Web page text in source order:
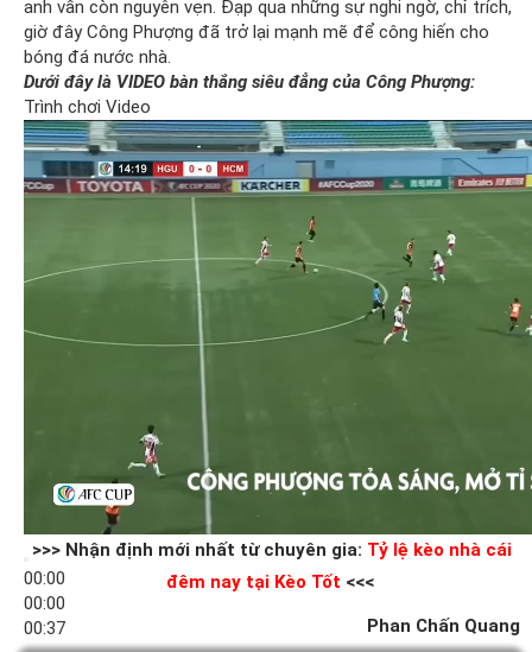
anh vẫn còn nguyên vẹn. Đạp qua những sự nghi ngờ, chỉ trích,
giờ đây Công Phượng đã trở lại mạnh mẽ để công hiến cho
bóng đá nước nhà.
Dưới đây là VIDEO bàn thắng siêu đẳng của Công Phượng:
Trình chơi Video
00:00
00:00
00:37
>>> Nhận định mới nhất từ chuyên gia: Tỷ lệ kèo nhà cái
đêm nay tại Kèo Tốt <<<
Phan Chấn Quang